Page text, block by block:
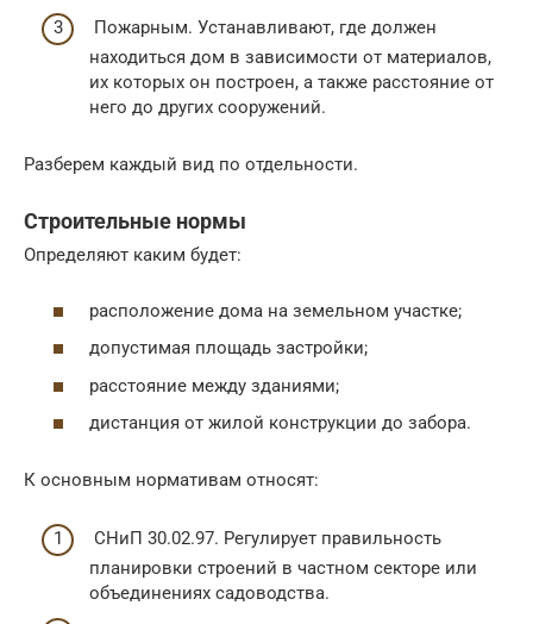
Пожарным. Устанавливают, где должен
находиться дом в зависимости от материалов,
их которых он построен, а также расстояние от
него до других сооружений.
Разберем каждый вид по отдельности.
Строительные нормы
Определяют каким будет:
расположение дома на земельном участке;
допустимая площадь застройки;
расстояние между зданиями;
дистанция от жилой конструкции до забора.
К основным нормативам относят:
СНиП 30.02.97. Регулирует правильность
планировки строений в частном секторе или
объединениях садоводства.